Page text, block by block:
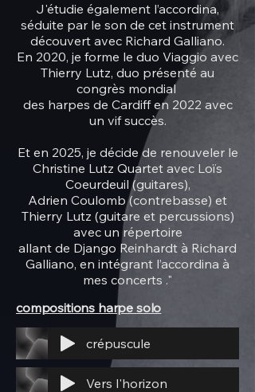
J'étudie également l’accordina,
séduite par le son de cet instrument
découvert avec Richard Galliano.
En 2020, je forme le duo Viaggio avec
Thierry Lutz, duo présenté au
congrès mondial
des harpes de Cardiff en 2022 avec
un vif succès.
Et en 2025, je décide de renouveler le
Christine Lutz Quartet avec Loïs
Coeurdeuil (guitares),
Adrien Coulomb (contrebasse) et
Thierry Lutz (guitare et percussions)
avec un répertoire
allant de Django Reinhardt à Richard
Galliano, en intégrant l’accordina à
mes concerts ."
compositions harpe solo
crépuscule
Vers l'horizon